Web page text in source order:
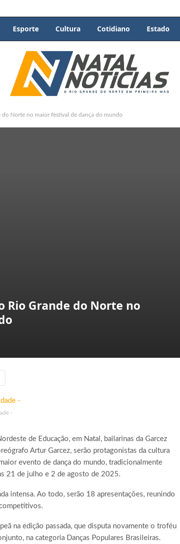
Esporte Cultura Cotidiano Estado
do Norte no maior festival de dança do mundo
Rio Grande do Norte no
-
de Educação, em Natal, bailarinas da Garcez
Artur Garcez, serão protagonistas da cultura
evento de dança do mundo, tradicionalmente
21 de julho e 2 de agosto de 2025.
intensa. Ao todo, serão 18 apresentações, reunindo
na edição passada, que disputa novamente o troféu
na categoria Danças Populares Brasileiras.